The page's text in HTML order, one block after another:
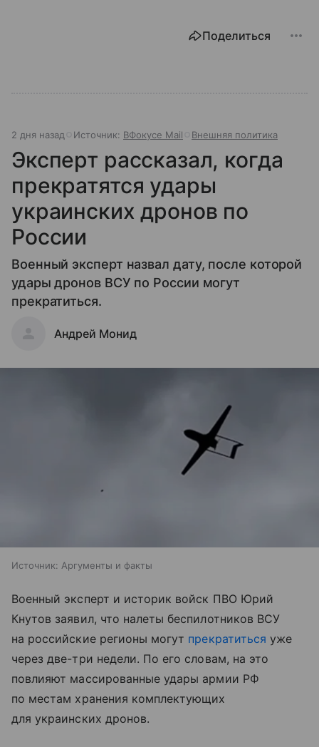
Поделиться
2 дня назад Источник: ВФокусе Mail Внешняя политика
Эксперт рассказал, когда
прекратятся удары
украинских дронов по
России
Военный эксперт назвал дату, после которой
удары дронов ВСУ по России могут
прекратиться.
Андрей Монид
Источник: Аргументы и факты
Военный эксперт и историк войск ПВО Юрий
Кнутов заявил, что налеты беспилотников ВСУ
на российские регионы могут прекратиться уже
через две-три недели. По его словам, на это
повлияют массированные удары армии РФ
по местам хранения комплектующих
для украинских дронов.